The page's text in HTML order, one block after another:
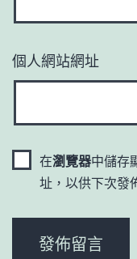
個人網站網址
在瀏覽器中儲存
址，以供下次發